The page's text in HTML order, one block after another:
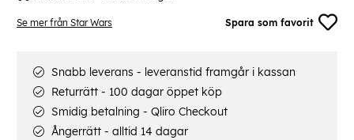
Se mer från Star Wars Spara som favorit
Snabb leverans - leveranstid framgår i kassan
Returrätt - 100 dagar öppet köp
Smidig betalning - Qliro Checkout
Ångerrätt - alltid 14 dagar